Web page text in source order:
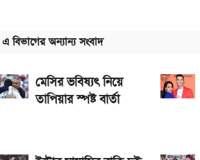
নতুন পে-স্কেল কার্যকর হলে যেভাবে বকেয়া বেতন পাবেন
এ বিভাগের অন্যান্য সংবাদ
মেসির ভবিষ্যৎ নিয়ে
তাপিয়ার স্পষ্ট বার্তা